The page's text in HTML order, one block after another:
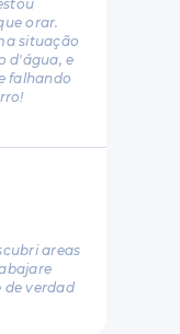
orar.
situação
d'água, e
falhando
areas
de verdad